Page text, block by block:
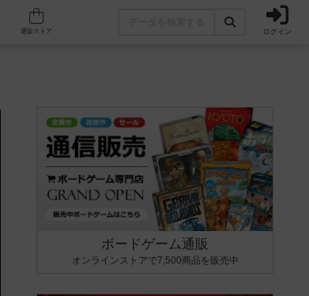
人気ボードゲーム ログイン
ボードゲーム通販
オンラインストアで7,500商品を販売中